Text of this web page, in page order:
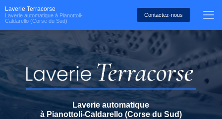
au
contenu
principal
Laverie Terracorse
Laverie automatique à Pianottoli-
Caldarello (Corse du Sud)
Contactez-nous
Laverie automatique
à Pianottoli-Caldarello (Corse du Sud)